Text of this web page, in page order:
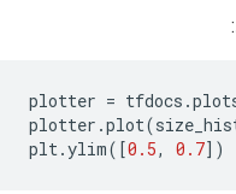
Epoch: 200,
Epoch: 300,
plotter = tfdocs .
plotter .plot(
plt.ylim([0.5, 0.7])